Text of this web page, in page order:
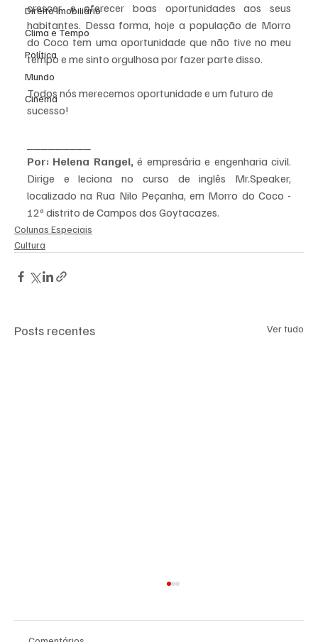
Direito Imobiliário
Clima e Tempo
Política
Mundo
Cinema
crescer e oferecer boas oportunidades aos seus
habitantes. Dessa forma, hoje a população de Morro
do Coco tem uma oportunidade que não tive no meu
tempo e me sinto orgulhosa por fazer parte disso.
Todos nós merecemos oportunidade e um futuro de
sucesso!
Por: Helena Rangel, é empresária e engenharia civil.
Dirige e leciona no curso de inglês Mr.Speaker,
localizado na Rua Nilo Peçanha, em Morro do Coco -
12ª distrito de Campos dos Goytacazes.
Colunas Especiais
Cultura
Posts recentes Ver tudo